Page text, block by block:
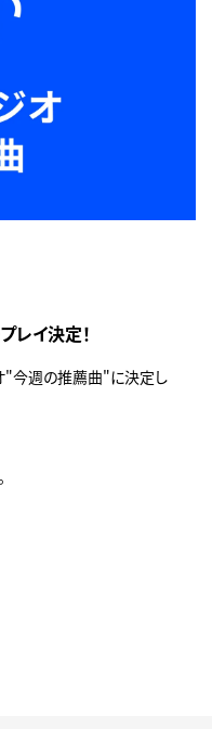
レイ決定！
"今週の推薦曲"に決定し